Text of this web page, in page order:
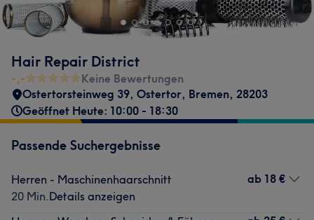
Hair Repair District
-,-
Keine Bewertungen
Ostertorsteinweg 39, Ostertor, Bremen, 28203
Geöffnet Heute: 10:00 - 18:30
Passende Suchergebnisse
Herren - Maschinenhaarschnitt
20 Min.Details anzeigen
ab 18 €